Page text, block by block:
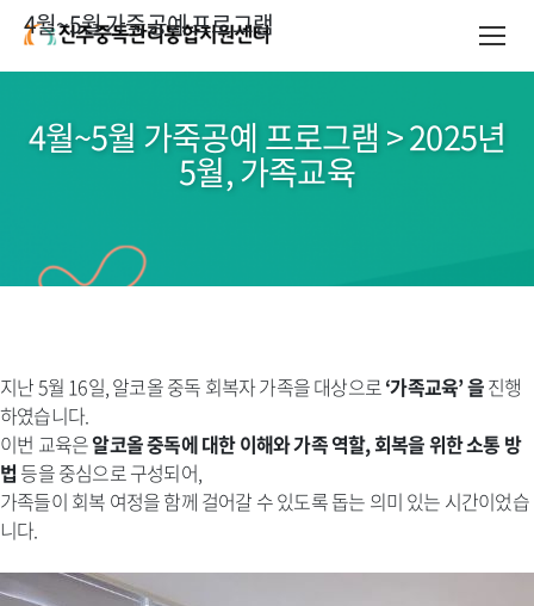
4월~5월 가죽공예 프로그램 > 2025년
5월, 가족교육
지난 5월 16일, 알코올 중독 회복자 가족을 대상으로‘가족교육’ 을진행
하였습니다.
이번 교육은알코올 중독에 대한 이해와 가족 역할, 회복을 위한 소통 방
법 등을 중심으로 구성되어,
가족들이 회복 여정을 함께 걸어갈 수 있도록 돕는 의미 있는 시간이었습
니다.
4월~5월 가죽공예 프로그램